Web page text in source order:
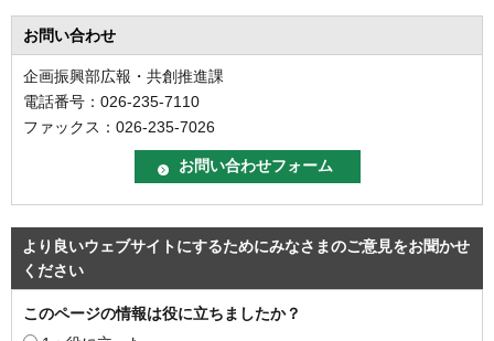
お問い合わせ
企画振興部広報・共創推進課
電話番号：026-235-7110
ファックス：026-235-7026
より良いウェブサイトにするためにみなさまのご意見をお聞かせ
ください
このページの情報は役に立ちましたか？